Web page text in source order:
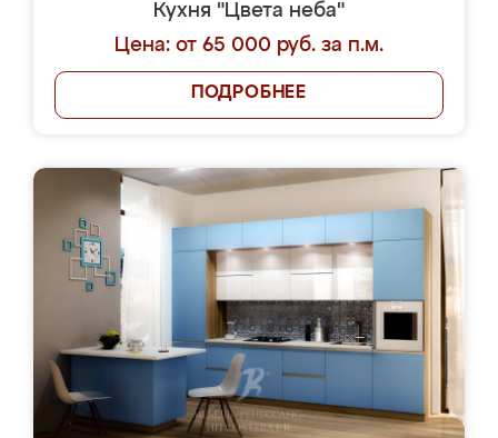
Кухня "Цвета неба"
Цена: от 65 000 руб. за п.м.
ПОДРОБНЕЕ